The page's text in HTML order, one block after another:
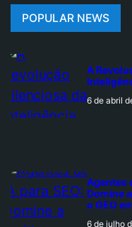
POPULAR NEWS
A
6 de abril
Agentes
Domine
o GEO
6 de julho